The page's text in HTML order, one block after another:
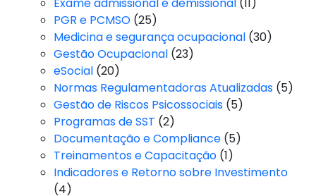
PGR e PCMSO (25)
Medicina e segurança ocupacional (30)
Gestão Ocupacional (23)
eSocial (20)
Normas Regulamentadoras Atualizadas (5)
Gestão de Riscos Psicossociais (5)
Programas de SST (2)
Documentação e Compliance (5)
Treinamentos e Capacitação (1)
Indicadores e Retorno sobre Investimento
(4)